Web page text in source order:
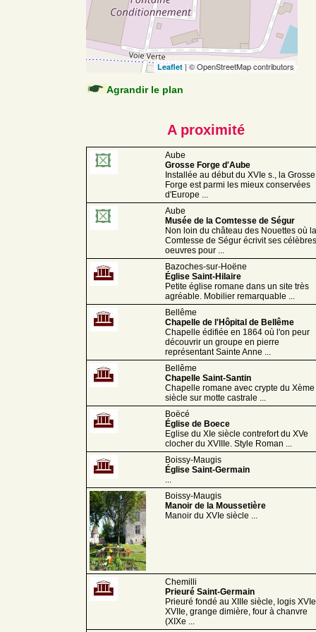
Leaflet| © OpenStreetMap contributors
Agrandir le plan
A proximité
Aube
Grosse Forge d'Aube
Installée au début du XVIe s., la Grosse
Forge est parmi les mieux conservées
d'Europe ...
Aube
Musée de la Comtesse de Ségur
Non loin du château des Nouettes où la
Comtesse de Ségur écrivit ses célèbres
oeuvres pour ...
Bazoches-sur-Hoëne
Église Saint-Hilaire
Petite église romane dans un site très
agréable. Mobilier remarquable ...
Bellême
Chapelle de l'Hôpital de Bellême
Chapelle édifiée en 1864 où l'on peur
découvrir un groupe en pierre
représentant Sainte Anne ...
Bellême
Chapelle Saint-Santin
Chapelle romane avec crypte du Xème
siècle sur motte castrale ...
Boëcé
Église de Boece
Eglise du XIe siècle contrefort du XVe
clocher du XVIIIe. Style Roman ...
Boissy-Maugis
Église Saint-Germain
...
Boissy-Maugis
Manoir de la Moussetière
Manoir du XVIe siècle ...
Chemilli
Prieuré Saint-Germain
Prieuré fondé au XIIIe siècle, logis
XVIIe, grange dimière, four à chanvre
(XIXe ...